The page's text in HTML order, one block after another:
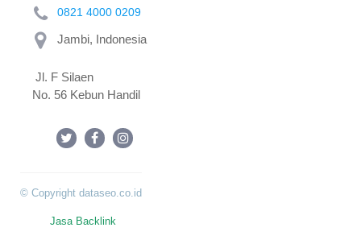
0821 4000 0209
Jl. F Silaen
No. 56 Kebun Handil
© Copyright dataseo.co.id
Jasa Backlink